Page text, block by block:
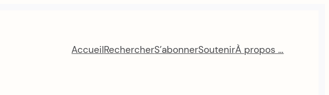
AccueilRechercherS’abonnerSoutenirÀ propos …